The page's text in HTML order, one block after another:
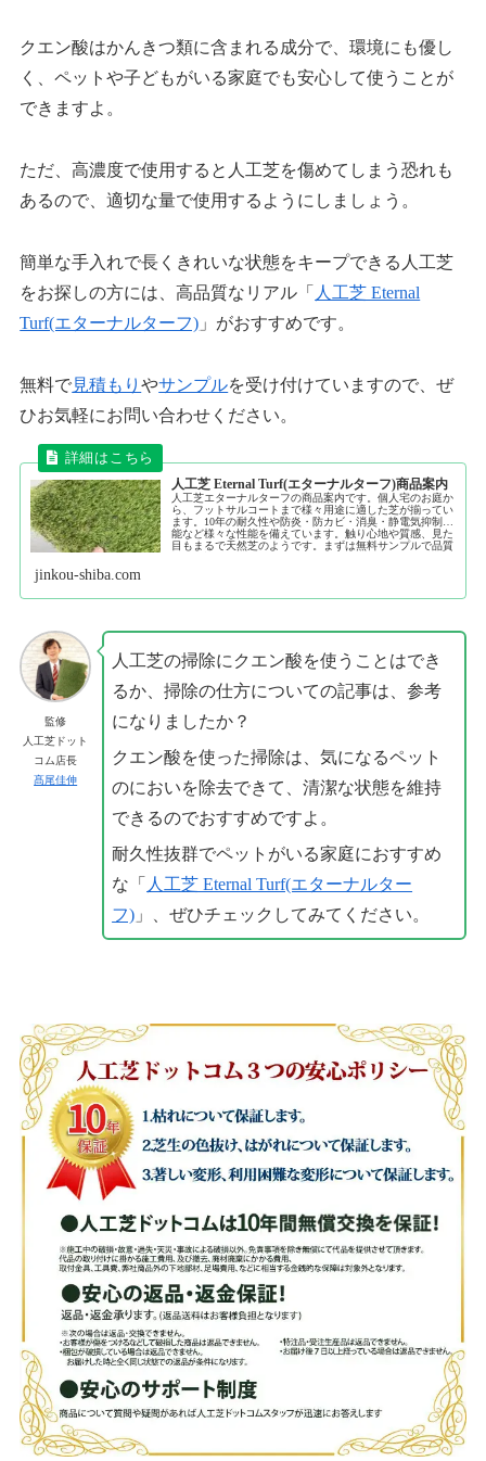
クエン酸はかんきつ類に含まれる成分で、環境にも優し
く、ペットや子どもがいる家庭でも安心して使うことが
できますよ。
ただ、高濃度で使用すると人工芝を傷めてしまう恐れも
あるので、適切な量で使用するようにしましょう。
簡単な手入れで長くきれいな状態をキープできる人工芝
をお探しの方には、高品質なリアル「 人工芝 Eternal
Turf(エターナルターフ) 」がおすすめです。
無料で見積もりやサンプルを受け付けていますので、ぜ
ひお気軽にお問い合わせください。
人工芝 Eternal Turf(エターナルターフ)商品案内
人工芝エターナルターフの商品案内です。個人宅のお庭か
ら、フットサルコートまで様々用途に適した芝が揃ってい
ます。10年の耐久性や防炎・防カビ・消臭・静電気抑制機
能など様々な性能を備えています。触り心地や質感、見た
目もまるで天然芝のようです。まずは無料サンプルで品質
jinkou-shiba.com
監修
人工芝ドット
コム店長
髙尾佳伸
人工芝の掃除にクエン酸を使うことはでき
るか、掃除の仕方についての記事は、参考
になりましたか？
クエン酸を使った掃除は、気になるペット
のにおいを除去できて、清潔な状態を維持
できるのでおすすめですよ。
耐久性抜群でペットがいる家庭におすすめ
な「 人工芝 Eternal Turf(エターナルター
フ) 」、ぜひチェックしてみてください。